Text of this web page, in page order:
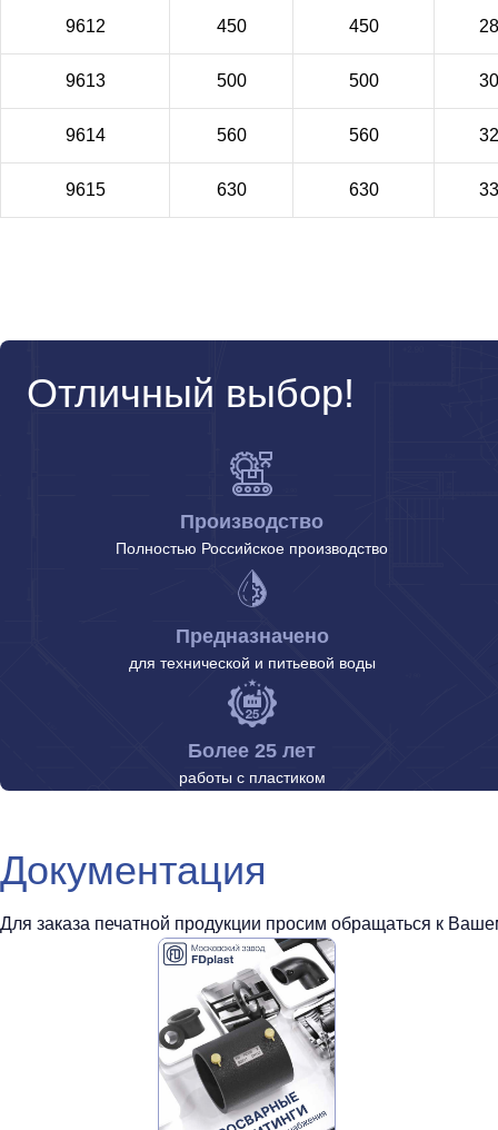
9612 450 450
9613 500 500
9614 560 560
9615 630 630
Отличный выбор!
Производство
Полностью Российское производство
Предназначено
для технической и питьевой воды
Более 25 лет
работы с пластиком
Документация
Для заказа печатной продукции просим обращаться к